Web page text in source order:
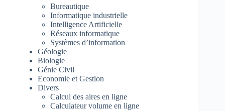
Bureautique
Informatique industrielle
Intelligence Artificielle
Réseaux informatique
Systèmes d’information
Géologie
Biologie
Génie Civil
Economie et Gestion
Divers
Calcul des aires en ligne
Calculateur volume en ligne